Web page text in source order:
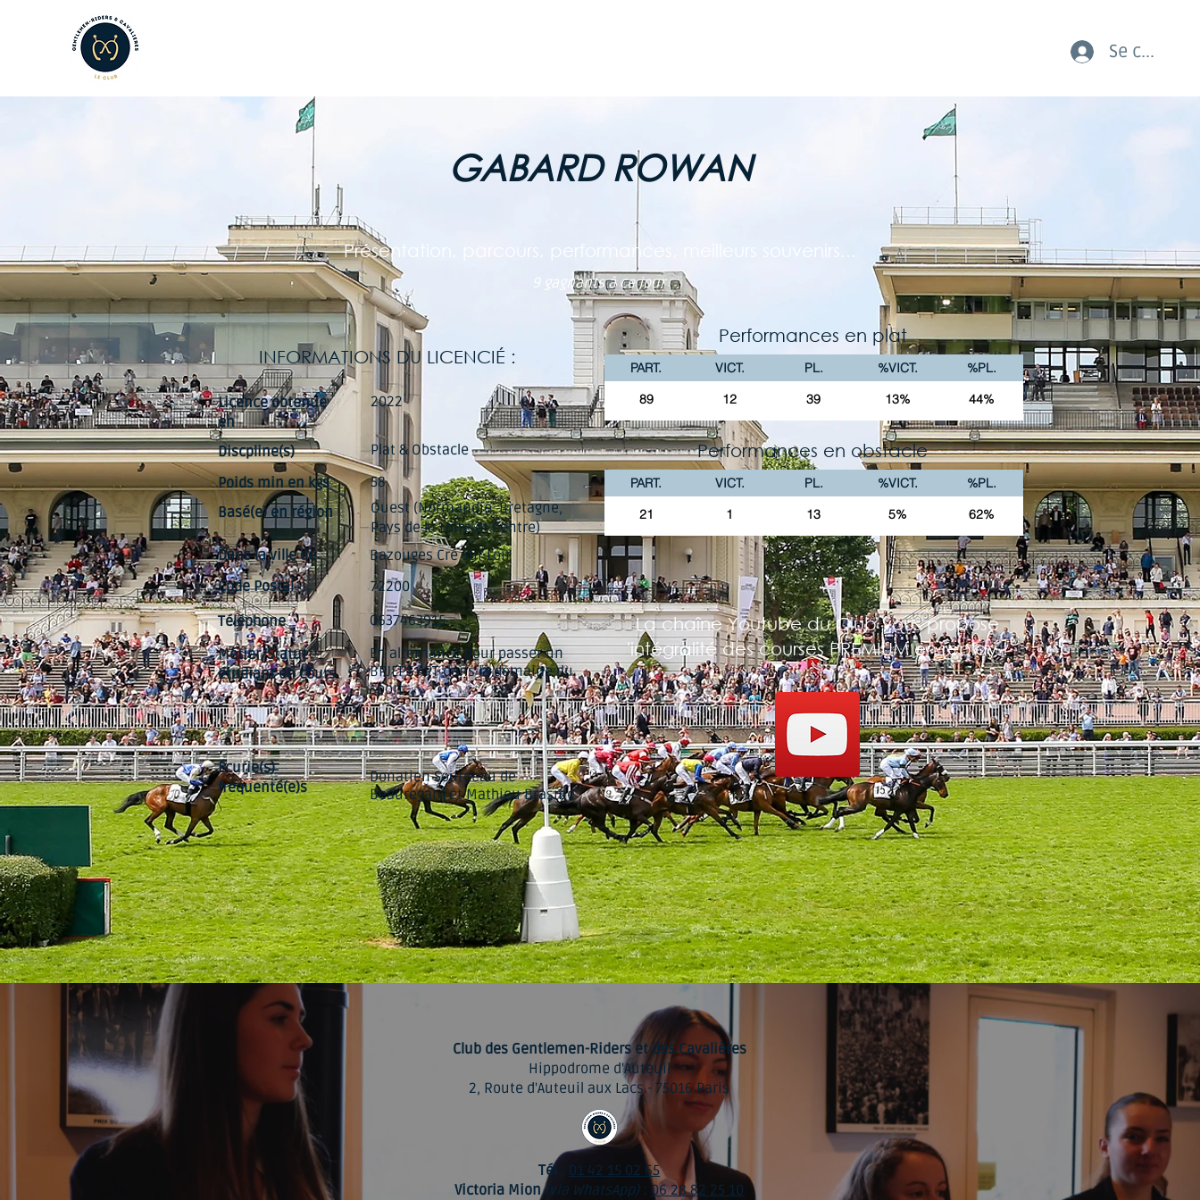
Se
GABARD ROWAN
Présentation, parcours, performances, meilleurs souvenirs...
9 gagnants à ce jour
INFORMATIONS DU LICENCIÉ :
Licence obtenue
en
Discpline(s)
Poids min en kgs
Basé(e) en région
Dans la ville de
Code Postal
Téléphone
Métier/Statut
étudiant en cours
2022
Plat & Obstacle
58
Ouest (Normandie, Bretagne,
Pays de la Loire et Centre)
Bazouges Cré sur Loir
72200
0637463915
En alternance pour passer un
BPJEPS APT dans la domaine du
sport
Écurie(s)
fréquenté(e)s
Donatien Sourdeau de
Beauregard et Mathieu Brasme
Performances en plat
PART. VICT. PL. %VICT.
%PL.
89
12 39 13% 44%
Performances en obstacle
PART. VICT. PL. %VICT.
%PL.
21
1 13 5% 62%
La chaîne Youtube du Club vous propose
'intégralité des courses PREMIUM en replay !
Club des Gentlemen-Riders et des Cavalières
Hippodrome d'Auteuil
2, Route d'Auteuil aux Lacs - 75016 Paris
Tél : 01 42 15 02 65
Victoria Mion(via WhatsApp): 06 28 82 25 10